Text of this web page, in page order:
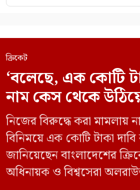
ক্রিকেট
‘বলেছে, এক কোটি
নাম কেস থেকে
নিজের বিরুদ্ধে করা মামলায়
বিনিময়ে এক কোটি টাকা
জানিয়েছেন বাংলাদেশের
অধিনায়ক ও বিশ্বসেরা